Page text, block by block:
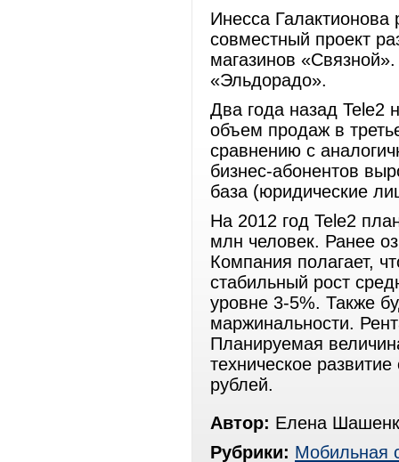
Инесса Галактионова
совместный проект
магазинов
«Эльдорадо».
Два года назад Tele2
объем продаж в
сравнению с
бизнес-абонентов
база (юридические
На 2012 год Tele2
млн человек. Ранее
Компания полагает,
стабильный рост
уровне 3-5%. Также
маржинальности.
Планируемая
техническое
рублей.
Автор: Елена
Рубрики: Мобильная